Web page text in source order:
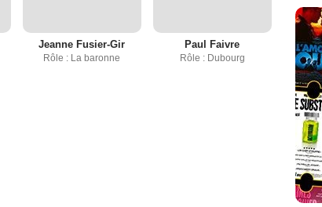
Jeanne Fusier-Gir
Rôle : La baronne
Paul Faivre
Rôle : Dubourg